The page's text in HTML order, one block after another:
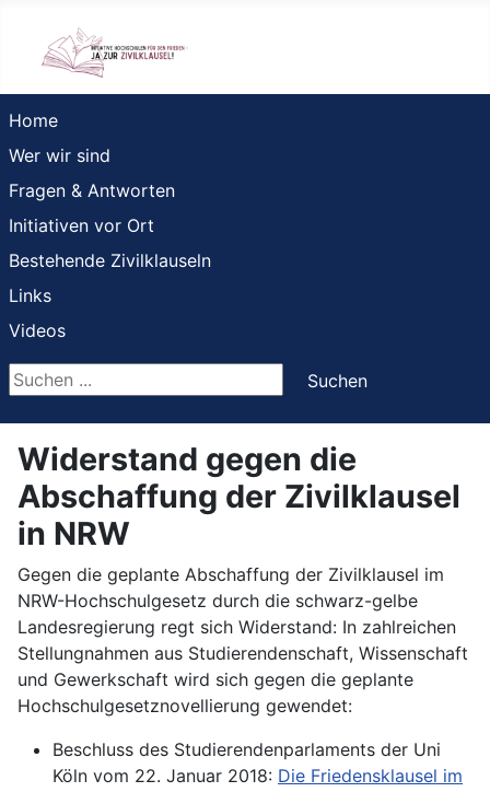
Home
Wer wir sind
Fragen & Antworten
Initiativen vor Ort
Bestehende Zivilklauseln
Links
Videos
Suchen ...
Suchen
Widerstand gegen die
Abschaffung der Zivilklausel
in NRW
Gegen die geplante Abschaffung der Zivilklausel im
NRW-Hochschulgesetz durch die schwarz-gelbe
Landesregierung regt sich Widerstand: In zahlreichen
Stellungnahmen aus Studierendenschaft, Wissenschaft
und Gewerkschaft wird sich gegen die geplante
Hochschulgesetznovellierung gewendet:
Beschluss des Studierendenparlaments der Uni
Köln vom 22. Januar 2018: Die Friedensklausel im